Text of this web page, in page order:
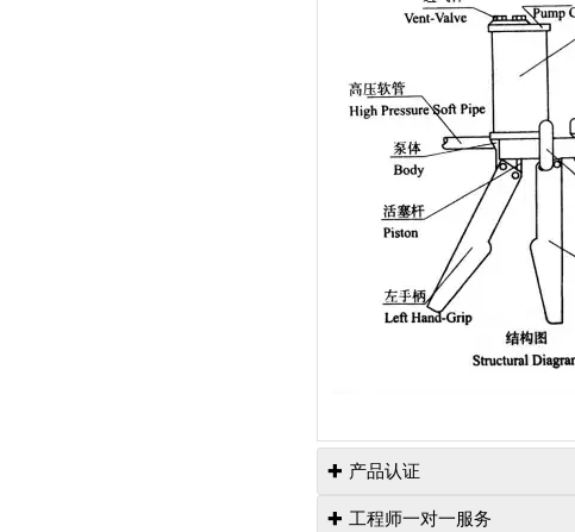
 产品认证
 工程师一对一服务